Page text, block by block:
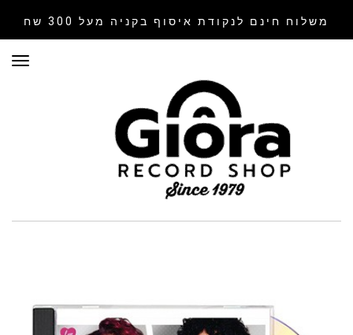
משלוח חינם לנקודת איסוף בקניה מעל 300 שח